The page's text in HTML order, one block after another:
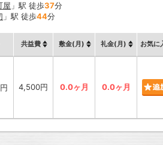
屋 」駅 徒歩37分
」駅 徒歩44分
共益費 敷金(月) 礼金(月) お気に
円 4,500円 0.0ヶ月 0.0ヶ月